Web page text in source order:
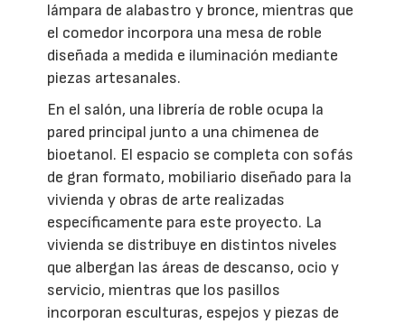
lámpara de alabastro y bronce, mientras que
el comedor incorpora una mesa de roble
diseñada a medida e iluminación mediante
piezas artesanales.
En el salón, una librería de roble ocupa la
pared principal junto a una chimenea de
bioetanol. El espacio se completa con sofás
de gran formato, mobiliario diseñado para la
vivienda y obras de arte realizadas
específicamente para este proyecto. La
vivienda se distribuye en distintos niveles
que albergan las áreas de descanso, ocio y
servicio, mientras que los pasillos
incorporan esculturas, espejos y piezas de